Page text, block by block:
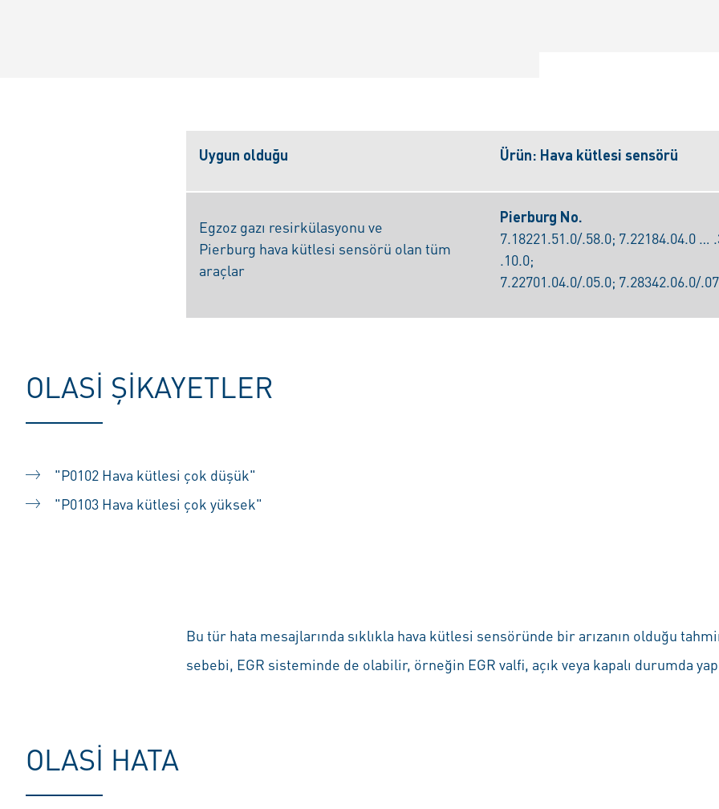
Uygun olduğu Ürün: Hava kütlesi sensörü
Egzoz gazı resirkülasyonu ve
Pierburg hava kütlesi sensörü olan tüm
araçlar
Pierburg No.
7.18221.51.0/.58.0; 7.22184.04.0 …
.10.0;
7.22701.04.0/.05.0; 7.28342.06.0/
OLASI ŞIKAYETLER
"P0102 Hava kütlesi çok düşük"
"P0103 Hava kütlesi çok yüksek"
Bu tür hata mesajlarında sıklıkla hava kütlesi sensöründe bir arızanın olduğu
sebebi, EGR sisteminde de olabilir, örneğin EGR valfi, açık veya kapalı durumda
OLASI HATA